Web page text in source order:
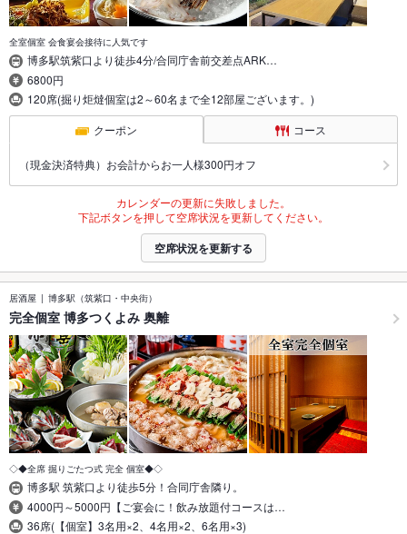
全室個室 会食宴会接待に人気です
博多駅筑紫口より徒歩4分/合同庁舎前交差点ARK…
6800円
120席(掘り炬燵個室は2～60名まで全12部屋ございます。)
クーポン コース
（現金決済特典）お会計からお一人様300円オフ
カレンダーの更新に失敗しました。
下記ボタンを押して空席状況を更新してください。
空席状況を更新する
居酒屋 博多駅（筑紫口・中央街）
完全個室 博多つくよみ 奥離
◇◆全席 掘りごたつ式 完全 個室◆◇
博多駅 筑紫口より徒歩5分！合同庁舎隣り。
4000円～5000円【ご宴会に！飲み放題付コースは…
36席(【個室】3名用×2、4名用×2、6名用×3)